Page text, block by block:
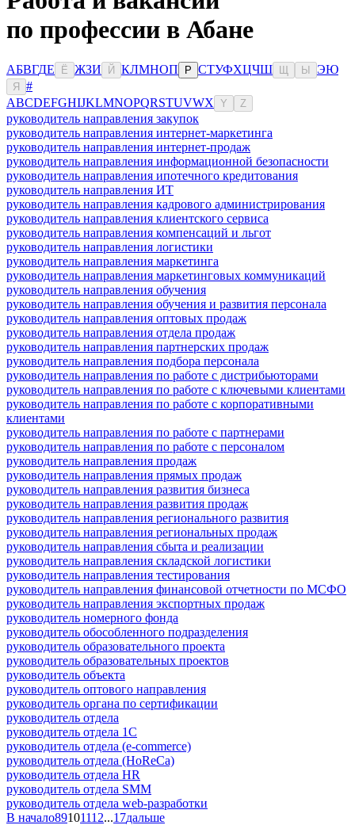
по профессии в Абане
АБВГДЕ Ё ЖЗИ Й КЛМНОП Р СТУФХЦЧШ Ы ЭЮ
Я
#
ABCDEFGHIJKLMNOPQRSTUVWX Y Z
руководитель направления закупок
руководитель направления интернет-маркетинга
руководитель направления интернет-продаж
руководитель направления информационной безопасности
руководитель направления ипотечного кредитования
руководитель направления ИТ
руководитель направления кадрового администрирования
руководитель направления клиентского сервиса
руководитель направления компенсаций и льгот
руководитель направления логистики
руководитель направления маркетинга
руководитель направления маркетинговых коммуникаций
руководитель направления обучения
руководитель направления обучения и развития персонала
руководитель направления оптовых продаж
руководитель направления отдела продаж
руководитель направления партнерских продаж
руководитель направления подбора персонала
руководитель направления по работе с дистрибьюторами
руководитель направления по работе с ключевыми клиентами
руководитель направления по работе с корпоративными
клиентами
руководитель направления по работе с партнерами
руководитель направления по работе с персоналом
руководитель направления продаж
руководитель направления прямых продаж
руководитель направления развития бизнеса
руководитель направления развития продаж
руководитель направления регионального развития
руководитель направления региональных продаж
руководитель направления сбыта и реализации
руководитель направления складской логистики
руководитель направления тестирования
руководитель направления финансовой отчетности по МСФО
руководитель направления экспортных продаж
руководитель номерного фонда
руководитель обособленного подразделения
руководитель образовательного проекта
руководитель образовательных проектов
руководитель объекта
руководитель оптового направления
руководитель органа по сертификации
руководитель отдела
руководитель отдела 1С
руководитель отдела (e-commerce)
руководитель отдела (HoReCa)
руководитель отдела HR
руководитель отдела SMM
руководитель отдела web-разработки
В начало89101112...17дальше